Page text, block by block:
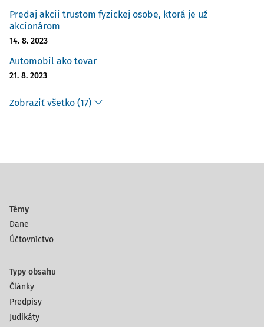
Predaj akcii trustom fyzickej osobe, ktorá je už
akcionárom
14. 8. 2023
Automobil ako tovar
21. 8. 2023
Zobraziť všetko (17)
Témy
Dane
Účtovníctvo
Typy obsahu
Články
Predpisy
Judikáty